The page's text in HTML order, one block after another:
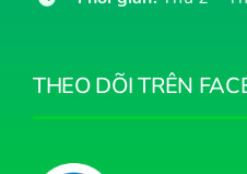
THEO DÕI TRÊN